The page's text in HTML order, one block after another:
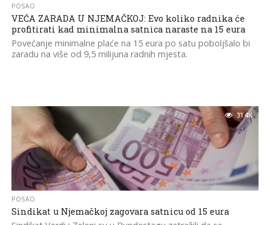
POSAO
VEĆA ZARADA U NJEMAČKOJ: Evo koliko radnika će
profitirati kad minimalna satnica naraste na 15 eura
Povećanje minimalne plaće na 15 eura po satu poboljšalo bi
zaradu na više od 9,5 milijuna radnih mjesta.
31.4K
POSAO
Sindikat u Njemačkoj zagovara satnicu od 15 eura